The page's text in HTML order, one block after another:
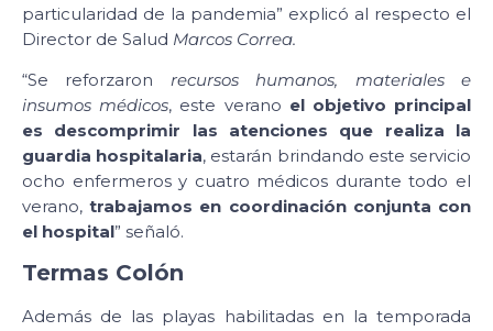
particularidad de la pandemia” explicó al respecto el
Director de Salud Marcos Correa.
“Se reforzaron recursos humanos, materiales e
insumos médicos, este verano el objetivo principal
es descomprimir las atenciones que realiza la
guardia hospitalaria, estarán brindando este servicio
ocho enfermeros y cuatro médicos durante todo el
verano,trabajamos en coordinación conjunta con
el hospital” señaló.
Termas Colón
Además de las playas habilitadas en la temporada